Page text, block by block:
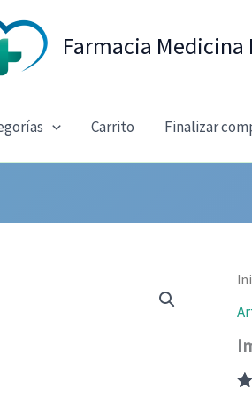
Farmacia Medicina
Carrito Finalizar